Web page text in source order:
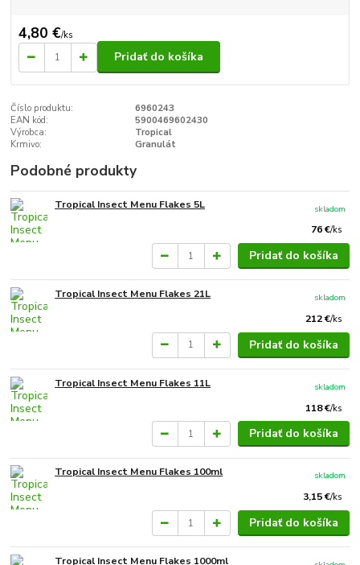
4,80 €/ks
Pridať do košíka
Číslo produktu:
6960243
EAN kód:
5900469602430
Výrobca:
Tropical
Krmivo:
Granulát
Podobné produkty
Tropical Insect Menu Flakes 5L
76 €/ks
skladom
Pridať do košíka
Tropical Insect Menu Flakes 21L
212 €/ks
skladom
Pridať do košíka
Tropical Insect Menu Flakes 11L
118 €/ks
skladom
Pridať do košíka
Tropical Insect Menu Flakes 100ml
3,15 €/ks
skladom
Pridať do košíka
Tropical Insect Menu Flakes 1000ml